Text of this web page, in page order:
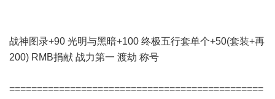
战神图录+90 光明与黑暗+100 终极五行套单个+50(套装+再
200) RMB捐献 战力第一 渡劫 称号
==============================================